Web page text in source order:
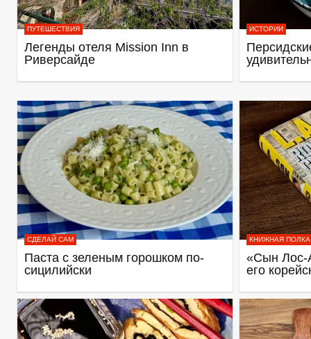
ПУТЕШЕСТВИЯ
Легенды отеля Mission Inn в
Риверсайде
ИСТОРИИ
СДЕЛАЙ САМ
Паста с зеленым горошком по-
сицилийски
КНИЖНАЯ ПОЛКА
«Сын Лос-
его